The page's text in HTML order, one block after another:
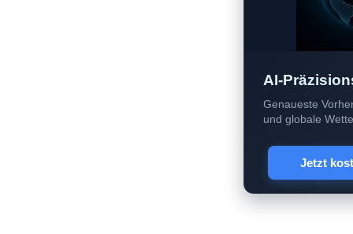
AI-
Genaueste
und globale
Jetzt